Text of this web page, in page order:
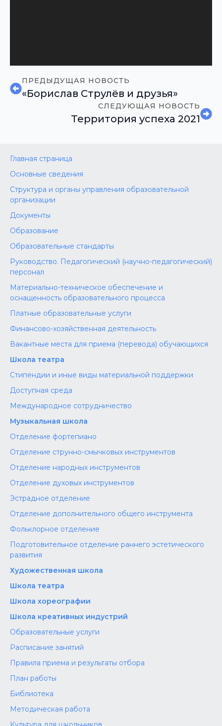
ПРЕДЫДУЩАЯ НОВОСТЬ
«Борислав Струлёв и друзья»
СЛЕДУЮЩАЯ НОВОСТЬ
Территория успеха 2021
Главная страница
Основные сведения
Структура и органы управления образовательной
организации
Документы
Образование
Образовательные стандарты
Руководство. Педагогический (научно-педагогический)
персонал
Материально-техническое обеспечение и
оснащенность образовательного процесса
Платные образовательные услуги
Финансово-хозяйственная деятельность
Вакантные места для приема (перевода) обучающихся
Школа театра
Стипендии и иные виды материальной поддержки
Доступная среда
Международное сотрудничество
Музыкальная школа
Отделение фортепиано
Отделение струнно-смычковых инструментов
Отделение народных инструментов
Отделение духовых инструментов
Эстрадное отделение
Отделение дополнительного общего инструмента
Фольклорное отделение
Подготовительное отделение раннего эстетического
развития
Художественная школа
Школа‌‌‌‌ театра
Школа хореографии
Школа креативных индустрий
Образовательные услуги
Расписание занятий
Правила приема и результаты отбора
План работы
Библиотека
Методическая работа